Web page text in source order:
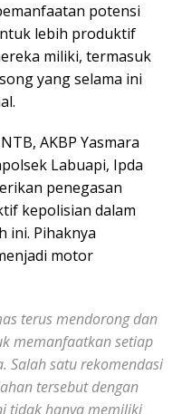
potensi
lebih produktif
miliki, termasuk
yang selama ini
AKBP Yasmara
Labuapi, Ipda
penegasan
kepolisian dalam
ini. Pihaknya
motor
terus mendorong dan
memanfaatkan setiap
Salah satu rekomendasi
tersebut dengan
tidak hanya memiliki